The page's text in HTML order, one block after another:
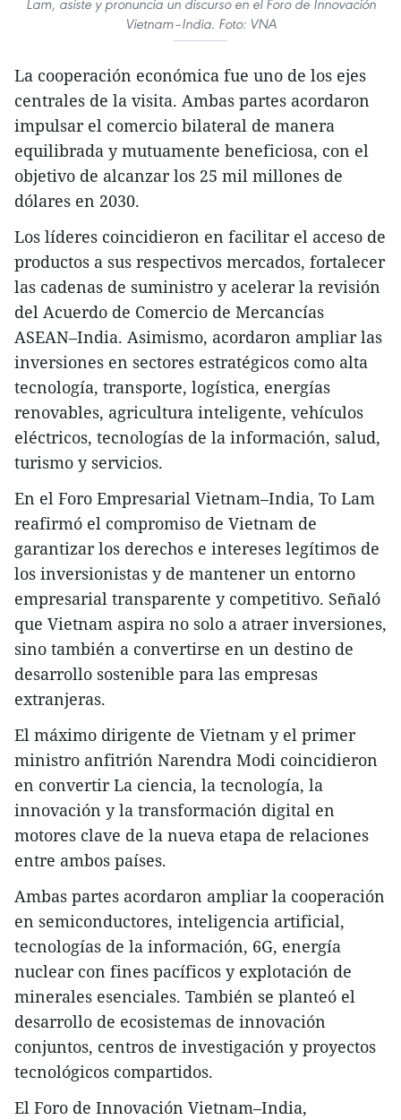
Lam, asiste y pronuncia un discurso en el Foro de Innovación
Vietnam–India. Foto: VNA
La cooperación económica fue uno de los ejes
centrales de la visita. Ambas partes acordaron
impulsar el comercio bilateral de manera
equilibrada y mutuamente beneficiosa, con el
objetivo de alcanzar los 25 mil millones de
dólares en 2030.
Los líderes coincidieron en facilitar el acceso de
productos a sus respectivos mercados, fortalecer
las cadenas de suministro y acelerar la revisión
del Acuerdo de Comercio de Mercancías
ASEAN–India. Asimismo, acordaron ampliar las
inversiones en sectores estratégicos como alta
tecnología, transporte, logística, energías
renovables, agricultura inteligente, vehículos
eléctricos, tecnologías de la información, salud,
turismo y servicios.
En el Foro Empresarial Vietnam–India, To Lam
reafirmó el compromiso de Vietnam de
garantizar los derechos e intereses legítimos de
los inversionistas y de mantener un entorno
empresarial transparente y competitivo. Señaló
que Vietnam aspira no solo a atraer inversiones,
sino también a convertirse en un destino de
desarrollo sostenible para las empresas
extranjeras.
El máximo dirigente de Vietnam y el primer
ministro anfitrión Narendra Modi coincidieron
en convertir La ciencia, la tecnología, la
innovación y la transformación digital en
motores clave de la nueva etapa de relaciones
entre ambos países.
Ambas partes acordaron ampliar la cooperación
en semiconductores, inteligencia artificial,
tecnologías de la información, 6G, energía
nuclear con fines pacíficos y explotación de
minerales esenciales. También se planteó el
desarrollo de ecosistemas de innovación
conjuntos, centros de investigación y proyectos
tecnológicos compartidos.
El Foro de Innovación Vietnam–India,